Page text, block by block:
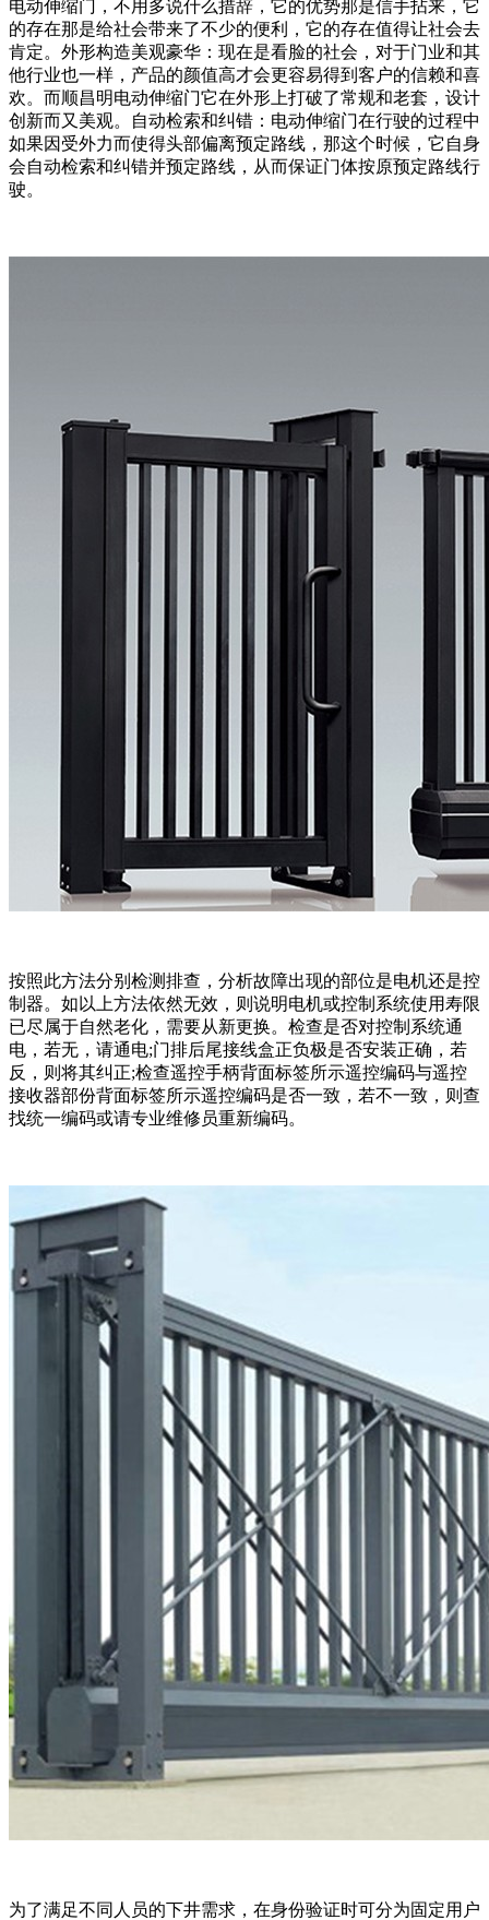
电动伸缩门，不用多说什么措辞，它的优势那是信手拈来，它
的存在那是给社会带来了不少的便利，它的存在值得让社会去
肯定。外形构造美观豪华：现在是看脸的社会，对于门业和其
他行业也一样，产品的颜值高才会更容易得到客户的信赖和喜
欢。而顺昌明电动伸缩门它在外形上打破了常规和老套，设计
创新而又美观。自动检索和纠错：电动伸缩门在行驶的过程中
如果因受外力而使得头部偏离预定路线，那这个时候，它自身
会自动检索和纠错并预定路线，从而保证门体按原预定路线行
驶。
按照此方法分别检测排查，分析故障出现的部位是电机还是控
制器。如以上方法依然无效，则说明电机或控制系统使用寿限
已尽属于自然老化，需要从新更换。检查是否对控制系统通
电，若无，请通电;门排后尾接线盒正负极是否安装正确，若
反，则将其纠正;检查遥控手柄背面标签所示遥控编码与遥控
接收器部份背面标签所示遥控编码是否一致，若不一致，则查
找统一编码或请专业维修员重新编码。
为了满足不同人员的下井需求，在身份验证时可分为固定用户